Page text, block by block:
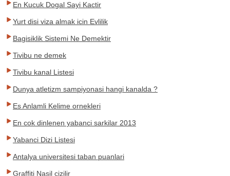
En Kucuk Dogal Sayi Kactir
Yurt disi viza almak icin Evlilik
Bagisiklik Sistemi Ne Demektir
Tivibu ne demek
Tivibu kanal Listesi
Dunya atletizm sampiyonasi hangi kanalda ?
Es Anlamli Kelime ornekleri
En cok dinlenen yabanci sarkilar 2013
Yabanci Dizi Listesi
Antalya universitesi taban puanlari
Graffiti Nasil cizilir